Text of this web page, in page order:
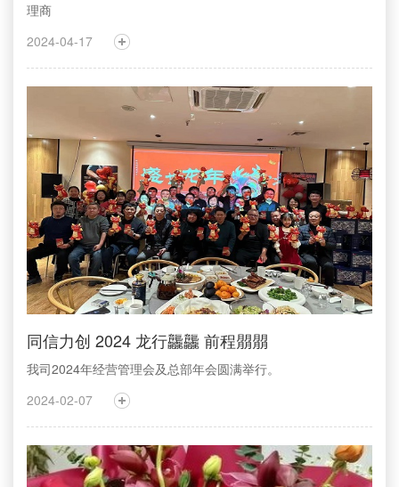
理商
2024-04-17
同信力创 2024 龙行龘龘 前程朤朤
我司2024年经营管理会及总部年会圆满举行。
2024-02-07